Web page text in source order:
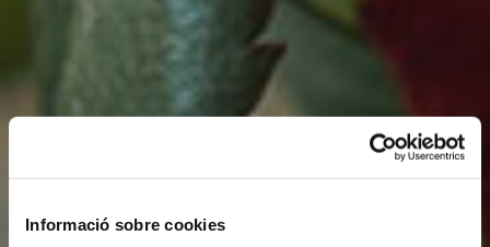
Informació sobre cookies